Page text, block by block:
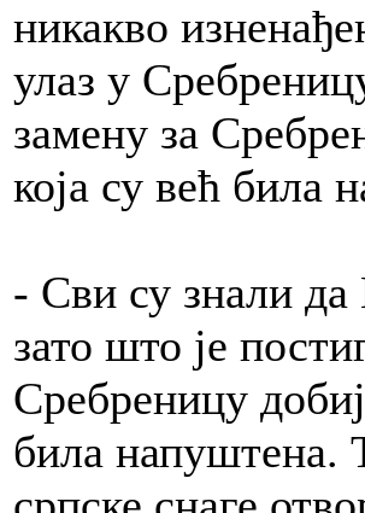
никакво
улаз у
замену за
која су већ била
- Сви су знали
зато што је
Сребреницу
била напуштена.